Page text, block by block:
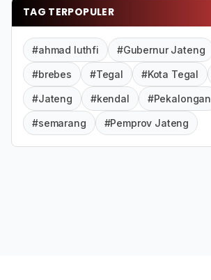
TAG TERPOPULER
#ahmad luthfi #Gubernur Jateng
#brebes #Tegal #Kota Tegal
#Jateng #kendal #Pekalongan
#semarang #Pemprov Jateng